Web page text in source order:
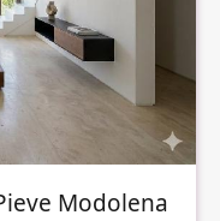
Modolena